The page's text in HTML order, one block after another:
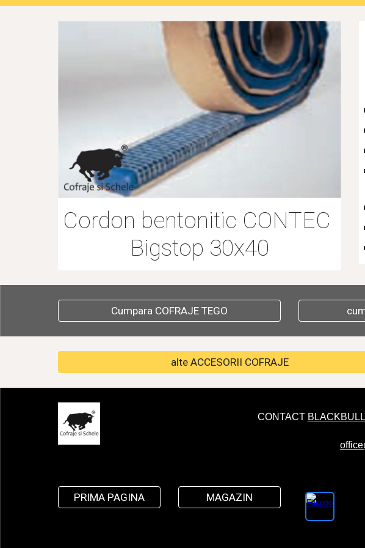
Cordon bentonitic CONTEC
Bigstop 30x40
Cumpara COFRAJE TEGO
alte ACCESORII COFRAJE
CONTACT
PRIMA PAGINA MAGAZIN